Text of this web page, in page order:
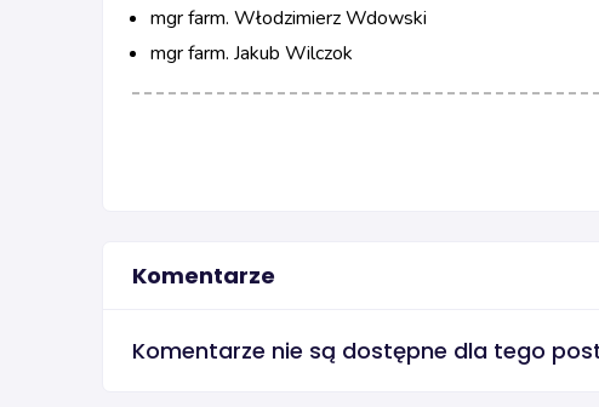
mgr farm. Włodzimierz Wdowski
mgr farm. Jakub Wilczok
Komentarze
Komentarze nie są dostępne dla tego